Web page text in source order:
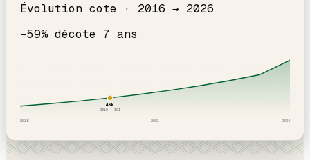
Évolution cote · 2016 → 2026
−59% décote 7 ans
48 k
2019· ICI
2016 2021 2026